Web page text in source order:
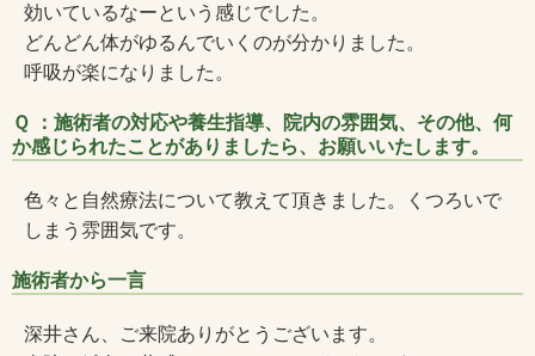
効いているなーという感じでした。
どんどん体がゆるんでいくのが分かりました。
呼吸が楽になりました。
Ｑ ：施術者の対応や養生指導、院内の雰囲気、その他、何
か感じられたことがありましたら、お願いいたします。
色々と自然療法について教えて頂きました。くつろいで
しまう雰囲気です。
施術者から一言
深井さん、ご来院ありがとうございます。